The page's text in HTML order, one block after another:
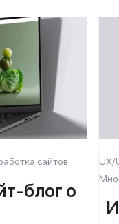
сайтов
блог о
UX/